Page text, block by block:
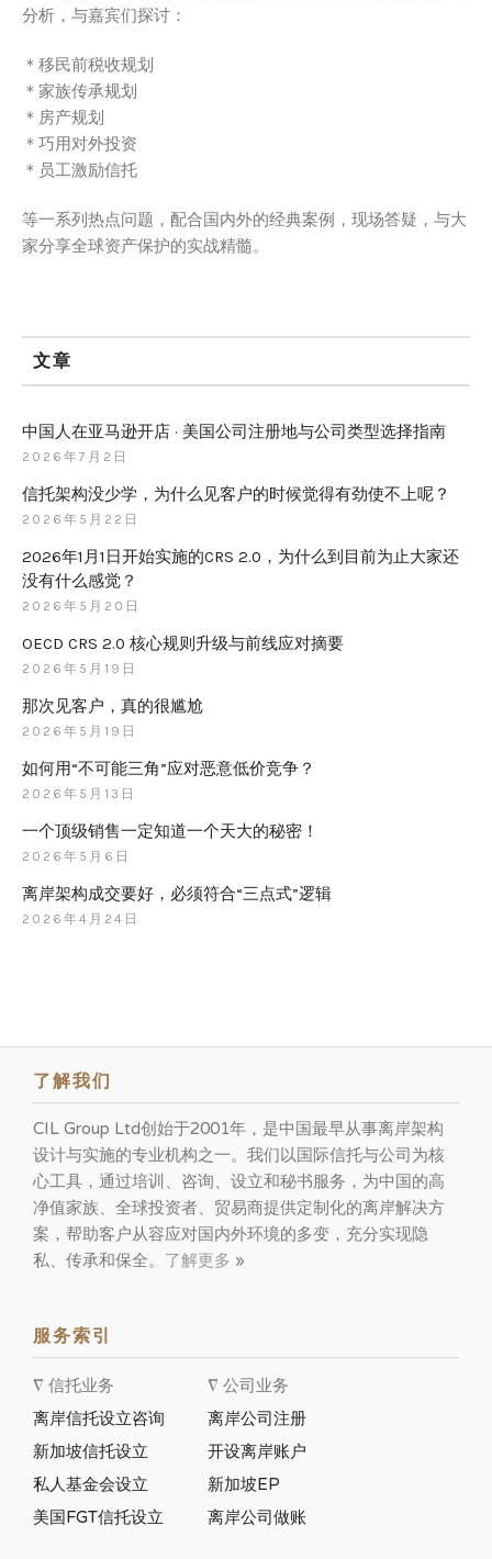
分析，与嘉宾们探讨：
＊移民前税收规划
＊家族传承规划
＊房产规划
＊巧用对外投资
＊员工激励信托
等一系列热点问题，配合国内外的经典案例，现场答疑，与大
家分享全球资产保护的实战精髓。
文章
中国人在亚马逊开店 · 美国公司注册地与公司类型选择指南
2026年7月2日
信托架构没少学，为什么见客户的时候觉得有劲使不上呢？
2026年5月22日
2026年1月1日开始实施的CRS 2.0，为什么到目前为止大家还
没有什么感觉？
2026年5月20日
OECD CRS 2.0 核心规则升级与前线应对摘要
2026年5月19日
那次见客户，真的很尴尬
2026年5月19日
如何用“不可能三角”应对恶意低价竞争？
2026年5月13日
一个顶级销售一定知道一个天大的秘密！
2026年5月6日
离岸架构成交要好，必须符合“三点式”逻辑
2026年4月24日
了解我们
CIL Group Ltd创始于2001年，是中国最早从事离岸架构
设计与实施的专业机构之一。我们以国际信托与公司为核
心工具，通过培训、咨询、设立和秘书服务，为中国的高
净值家族、全球投资者、贸易商提供定制化的离岸解决方
案，帮助客户从容应对国内外环境的多变，充分实现隐
私、传承和保全。 了解更多 »
服务索引
∇ 信托业务
离岸信托设立咨询
新加坡信托设立
私人基金会设立
美国FGT信托设立
∇ 公司业务
离岸公司注册
开设离岸账户
新加坡EP
离岸公司做账